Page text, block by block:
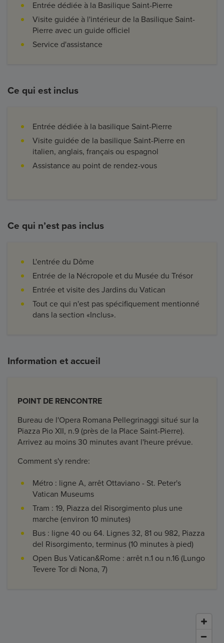
Entrée dédiée à la Basilique Saint-Pierre
Visite guidée à l'intérieur de la Basilique Saint-
Pierre avec un guide officiel
Service d'assistance
Ce qui est inclus
Entrée dédiée à la basilique Saint-Pierre
Visite guidée de la basilique Saint-Pierre en
italien, anglais, français ou espagnol
Assistance au point de rendez-vous
Ce qui n’est pas inclus
L'entrée du Dôme
Entrée de la Nécropole et du Musée du Trésor
Entrée et visite des Jardins du Vatican
Tout ce qui n'est pas spécifiquement mentionné
dans la section «Inclus».
Information et accueil
POINT DE RENCONTRE
Bureau de l'Opera Romana Pellegrinaggi situé sur la
Piazza Pio XII, n.9 (près de la Place Saint-Pierre).
Arrivez au moins 30 minutes avant l'heure prévue.
Comment s'y rendre:
Métro : ligne A, arrêt Ottaviano - St. Peter's
Vatican Museums
Tram : 19, Piazza del Risorgimento plus une
marche (environ 10 minutes)
Bus : ligne 40 ou 64. Lignes 32, 81 ou 982, Piazza
del Risorgimento, terminus (10 minutes à pied)
Open Bus Vatican&Rome : arrêt n.1 ou n.16 (Lungo
Tevere Tor di Nona, 7)